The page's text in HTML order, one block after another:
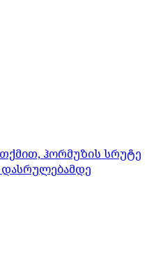
ჰორმუზის სრუტე
დასრულებამდე